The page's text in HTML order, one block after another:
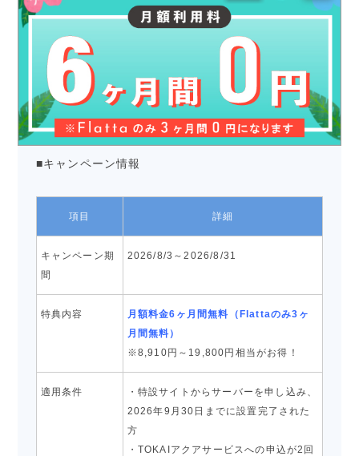
■キャンペーン情報
項目 詳細
キャンペーン期
間
2026/8/3～2026/8/31
特典内容
月額料金6ヶ月間無料（Flattaのみ3ヶ
月間無料）
※8,910円～19,800円相当がお得！
適用条件
・特設サイトからサーバーを申し込み、
2026年9月30日までに設置完了された
方
・TOKAIアクアサービスへの申込が2回